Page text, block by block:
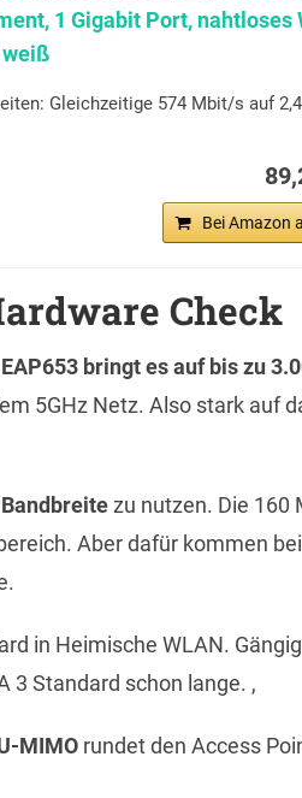
1 Gigabit Port, nahtloses
Gleichzeitige 574 Mbit/s auf
Bei Amazon
Check
EAP653 bringt es auf bis zu
5GHz Netz. Also stark auf
zu nutzen. Die 160
Aber dafür kommen
in Heimische WLAN.
3 Standard schon lange. ,
MIMOrundet den Access